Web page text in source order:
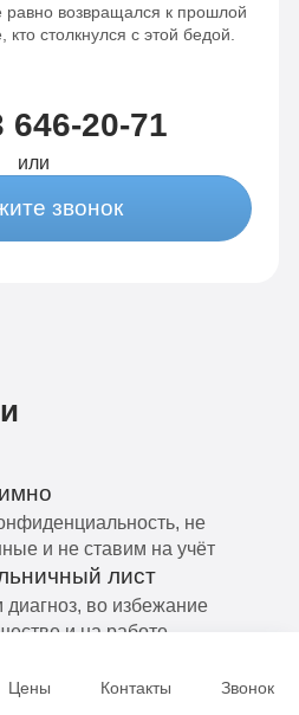
равно возвращался к прошлой
столкнулся с этой бедой.
646-20-71
или
звонок
не
и не ставим на учёт
лист
во избежание
и на работе
лечение
на лечение в
Цены Контакты Звонок